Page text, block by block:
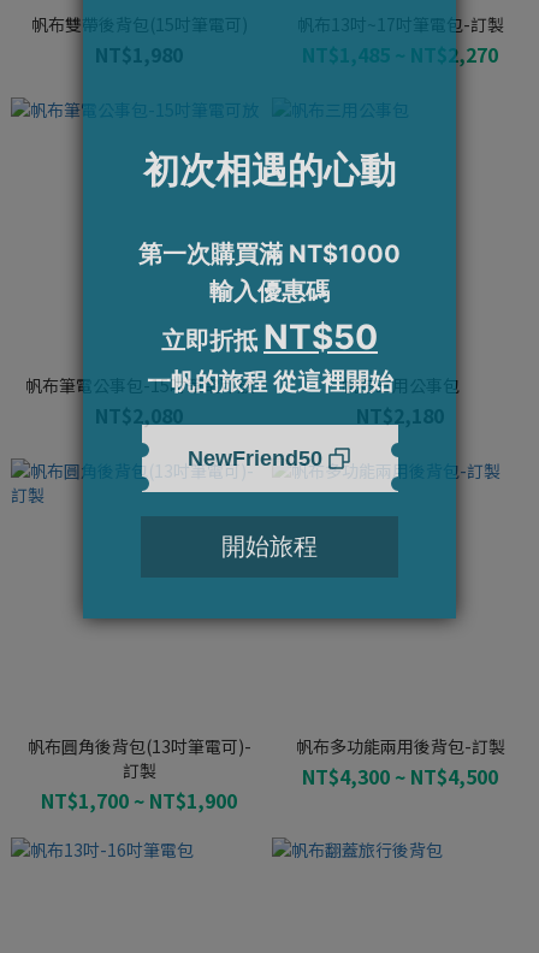
帆布雙帶後背包(15吋筆電可)
NT$1,980
帆布13吋~17吋筆電包-訂製
NT$1,485 ~ NT$2,270
帆布筆電公事包-15吋筆電可放
NT$2,080
帆布三用公事包
NT$2,180
帆布圓角後背包(13吋筆電可)-
訂製
NT$1,700 ~ NT$1,900
帆布多功能兩用後背包-訂製
NT$4,300 ~ NT$4,500